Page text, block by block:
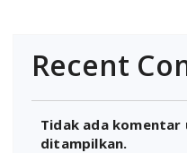
Recent
Tidak ada komentar
ditampilkan.